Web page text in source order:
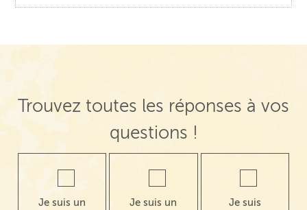
Trouvez toutes les réponses à vos
questions !
Je suis un
Je suis un
Je suis